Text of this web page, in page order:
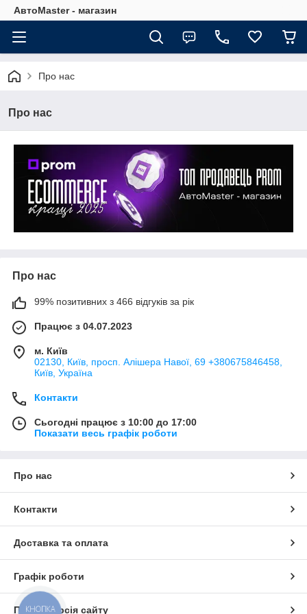
АвтоMaster - магазин
Про нас
Про нас
Про нас
99% позитивних з 466 відгуків за рік
Працює з 04.07.2023
м. Київ
02130, Київ, просп. Алішера Навої, 69 +380675846458,
Київ, Україна
Контакти
Сьогодні працює з 10:00 до 17:00
Показати весь графік роботи
Про нас
Контакти
Доставка та оплата
Графік роботи
Повна версія сайту
КНОПКА